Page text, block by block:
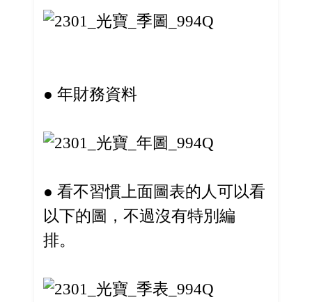
● 年財務資料
● 看不習慣上面圖表的人可以看
以下的圖，不過沒有特別編
排。